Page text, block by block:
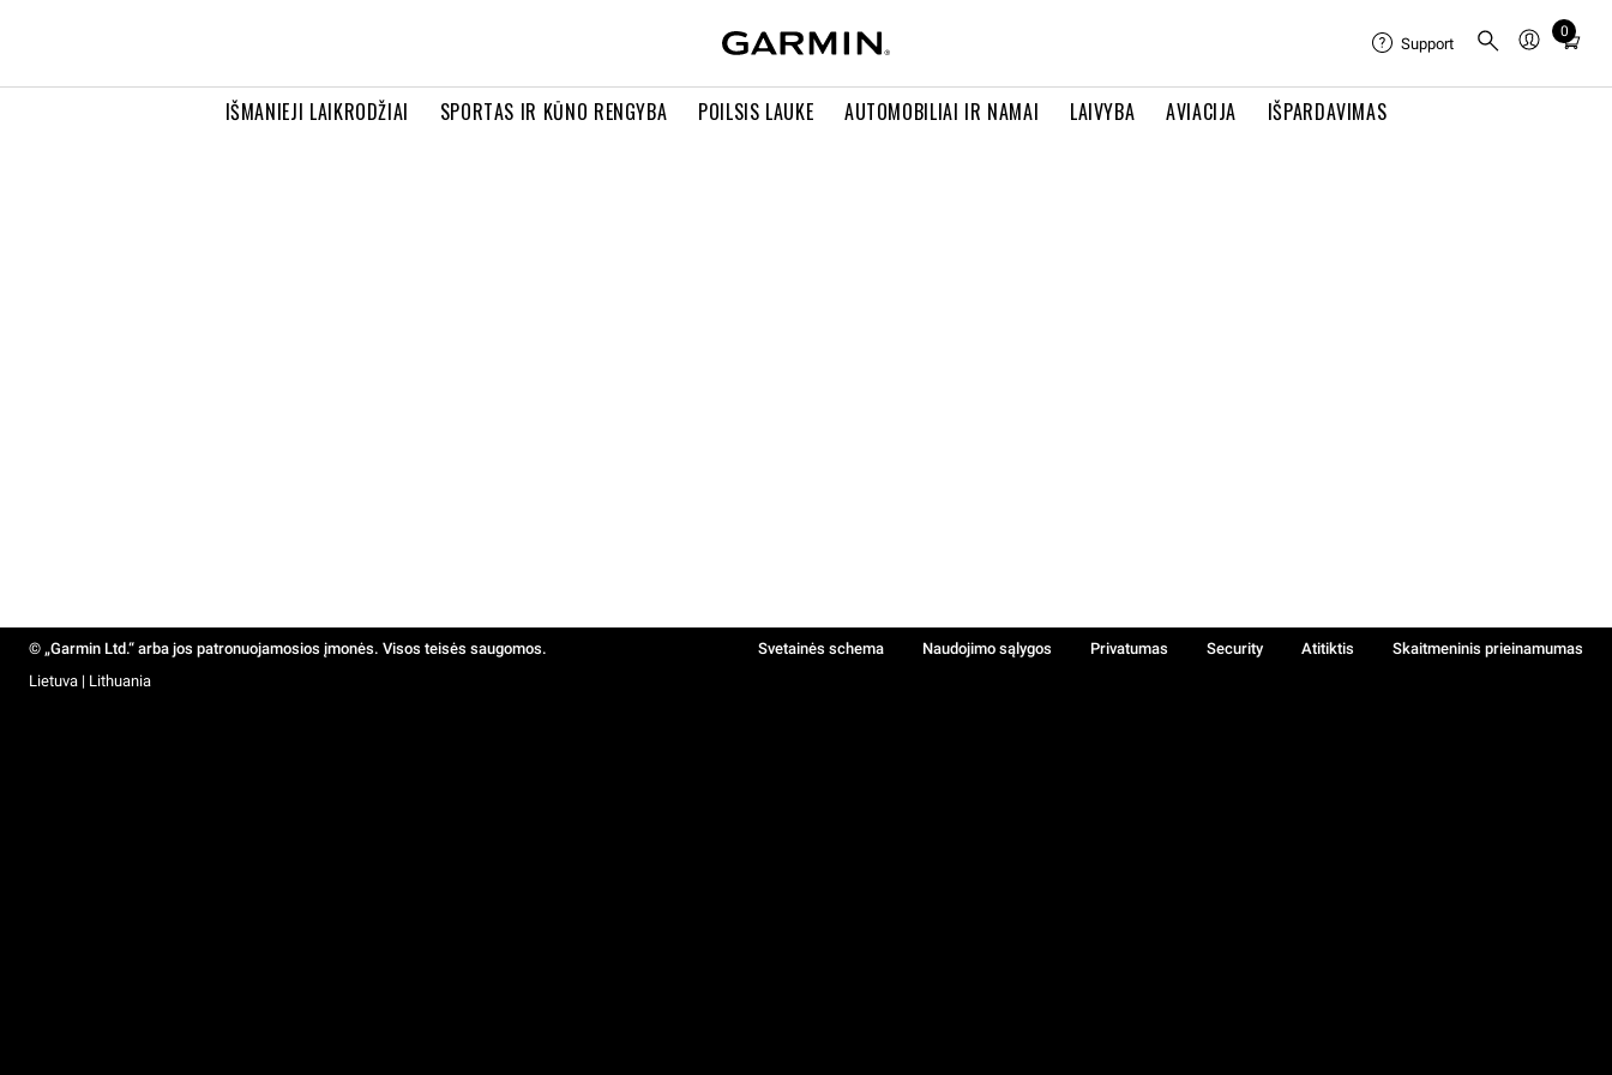
IŠMANIEJI LAIKRODŽIAI SPORTAS IR KŪNO RENGYBA POILSIS LAUKE AUTOMOBILIAI IR NAMAI LAIVYBA AVIACIJA IŠPARDAVIMAS
Support
0
Total
in
© „Garmin Ltd.“ arba jos patronuojamosios įmonės. Visos teisės saugomos. Svetainės schema Naudojimo sąlygos Privatumas Security Atitiktis
Skaitmeninis prieinamumas
Lietuva | Lithuania